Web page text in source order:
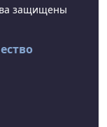
защищены